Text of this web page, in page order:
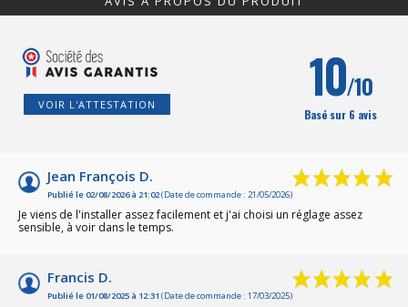
VOIR L'ATTESTATION 10/10
Basé sur 6 avis
Jean François D.
Publié le 02/08/2026 à 21:02(Date de commande : 21/05/2026)
Je viens de l'installer assez facilement et j'ai choisi un réglage assez
sensible, à voir dans le temps.
Francis D.
Publié le 01/08/2025 à 12:31 (Date de commande : 17/03/2025)